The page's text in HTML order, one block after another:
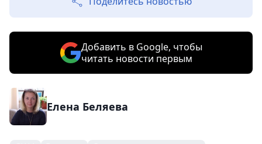
Добавить в Google, чтобы
читать новости первым
Елена Беляева